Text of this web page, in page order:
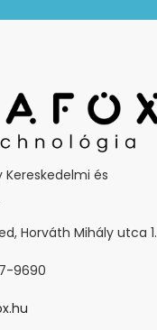
Kereskedelmi és
Horváth Mihály utca 1.
9690